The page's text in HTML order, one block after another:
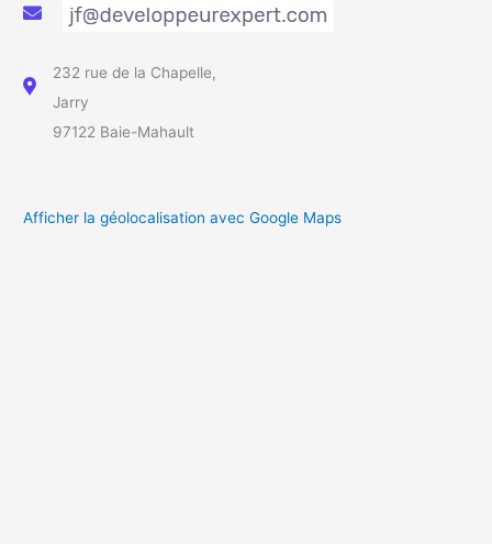
232 rue de la Chapelle,
Jarry
97122 Baie-Mahault
Afficher la géolocalisation avec Google Maps